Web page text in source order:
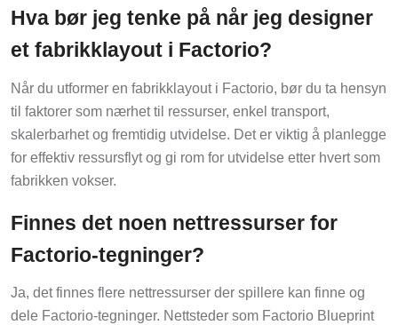
Hva bør jeg tenke på når jeg designer
et fabrikklayout i Factorio?
Når du utformer en fabrikklayout i Factorio, bør du ta hensyn
til faktorer som nærhet til ressurser, enkel transport,
skalerbarhet og fremtidig utvidelse. Det er viktig å planlegge
for effektiv ressursflyt og gi rom for utvidelse etter hvert som
fabrikken vokser.
Finnes det noen nettressurser for
Factorio-tegninger?
Ja, det finnes flere nettressurser der spillere kan finne og
dele Factorio-tegninger. Nettsteder som Factorio Blueprint